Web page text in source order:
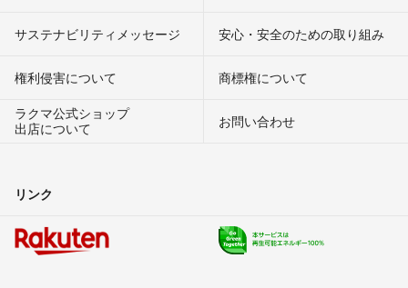
サステナビリティメッセージ 安心・安全のための取り組み
権利侵害について
商標権について
ラクマ公式ショップ
出店について
お問い合わせ
リンク